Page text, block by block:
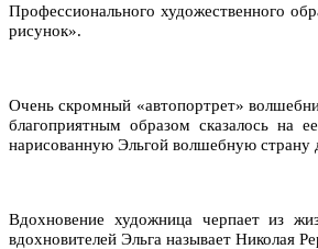
Профессионального художественного
рисунок».
Очень скромный «автопортрет»
благоприятным образом сказалось на
нарисованную Эльгой волшебную страну
Вдохновение художница черпает из
вдохновителей Эльга называет Николая